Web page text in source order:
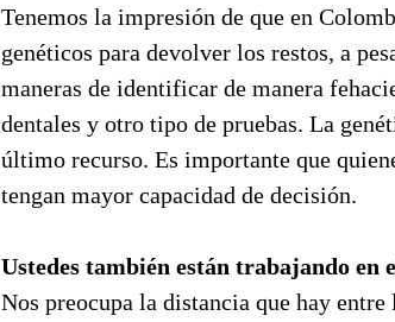
Tenemos la impresión de que en
genéticos para devolver los restos, a
maneras de identificar de manera
dentales y otro tipo de pruebas. La
último recurso. Es importante que
tengan mayor capacidad de decisión.
Ustedes también están trabajando en
Nos preocupa la distancia que hay